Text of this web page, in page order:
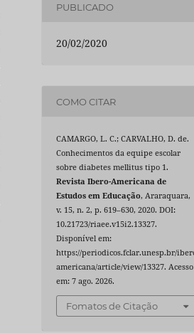
PUBLICADO
20/02/2020
COMO CITAR
CAMARGO, L. C.; CARVALHO, D. de.
Conhecimentos da equipe escolar
sobre diabetes mellitus tipo 1.
Revista Ibero-Americana de
Estudos em Educação, Araraquara,
v. 15, n. 2, p. 619–630, 2020. DOI:
10.21723/riaee.v15i2.13327.
Disponível em:
https://periodicos.fclar.unesp.br/
americana/article/view/13327. Acesso
em: 7 ago. 2026.
Fomatos de Citação